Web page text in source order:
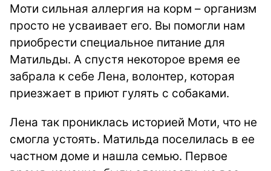
Моти сильная аллергия на корм – организм
просто не усваивает его. Вы помогли нам
приобрести специальное питание для
Матильды. А спустя некоторое время ее
забрала к себе Лена, волонтер, которая
приезжает в приют гулять с собаками.
Лена так прониклась историей Моти, что не
смогла устоять. Матильда поселилась в ее
частном доме и нашла семью. Первое